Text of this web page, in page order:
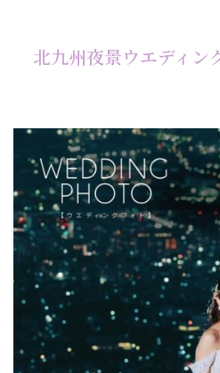
北九州夜景ウエディン